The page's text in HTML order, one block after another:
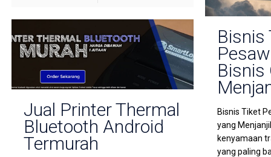
Bisnis
Bisnis
Bisnis Tiket
yang
kenyamaan
yang paling
Jual Printer Thermal
Bluetooth Android
Termurah